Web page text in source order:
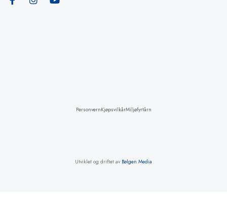
Utviklet og driftet av Bølgen Media
PersonvernKjøpsvilkårMiljøfyrtårn